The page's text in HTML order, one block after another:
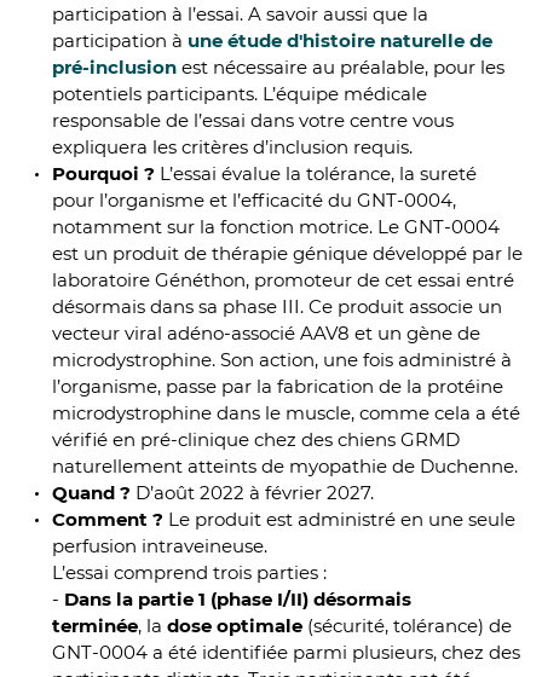
participation à l’essai. A savoir aussi que la
participation à une étude d'histoire naturelle de
pré-inclusion est nécessaire au préalable, pour les
potentiels participants. L’équipe médicale
responsable de l’essai dans votre centre vous
expliquera les critères d’inclusion requis.
Pourquoi ? L’essai évalue la tolérance, la sureté
pour l’organisme et l’efficacité du GNT-0004,
notamment sur la fonction motrice. Le GNT-0004
est un produit de thérapie génique développé par le
laboratoire Généthon, promoteur de cet essai entré
désormais dans sa phase III. Ce produit associe un
vecteur viral adéno-associé AAV8 et un gène de
microdystrophine. Son action, une fois administré à
l’organisme, passe par la fabrication de la protéine
microdystrophine dans le muscle, comme cela a été
vérifié en pré-clinique chez des chiens GRMD
naturellement atteints de myopathie de Duchenne.
Quand ? D’août 2022 à février 2027.
Comment ? Le produit est administré en une seule
perfusion intraveineuse.
L’essai comprend trois parties :
- Dans la partie 1 (phase I/II) désormais
terminée, la dose optimale (sécurité, tolérance) de
GNT-0004 a été identifiée parmi plusieurs, chez des